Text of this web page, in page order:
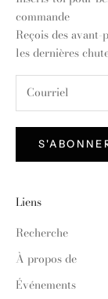
commande
Reçois des
les dernières
Liens
Recherche
À propos de
Événements